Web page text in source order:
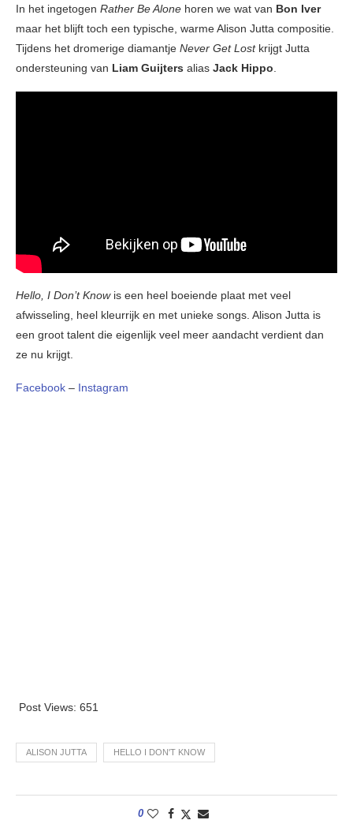
In het ingetogen Rather Be Alone horen we wat van Bon Iver
maar het blijft toch een typische, warme Alison Jutta compositie.
Tijdens het dromerige diamantje Never Get Lostkrijgt Jutta
ondersteuning van Liam Guijters alias Jack Hippo
Hello, I Don’t Knowis een heel boeiende plaat met veel
afwisseling, heel kleurrijk en met unieke songs. Alison Jutta is
een groot talent die eigenlijk veel meer aandacht verdient dan
ze nu krijgt.
Facebook – Instagram
Post Views: 651
ALISON JUTTA HELLO I DON'T KNOW
0